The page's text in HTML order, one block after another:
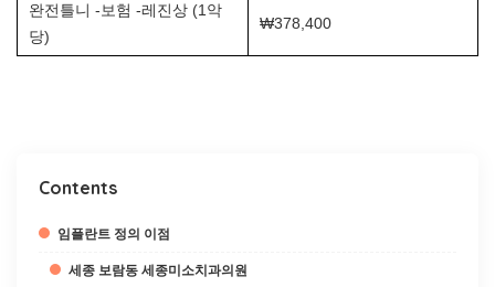
완전틀니 -보험 -레진상 (1악
당)
₩378,400
Contents
임플란트 정의 이점
세종 보람동 세종미소치과의원